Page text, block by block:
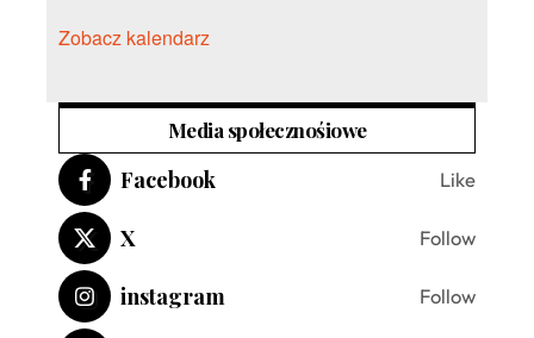
Zobacz kalendarz
Media społecznośiowe
Facebook Like
X Follow
instagram Follow